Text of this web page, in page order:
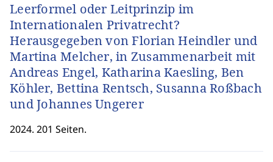
Leerformel oder Leitprinzip im
Internationalen Privatrecht?
Herausgegeben von Florian Heindler und
Martina Melcher, in Zusammenarbeit mit
Andreas Engel, Katharina Kaesling, Ben
Köhler, Bettina Rentsch, Susanna Roßbach
und Johannes Ungerer
2024. 201 Seiten.